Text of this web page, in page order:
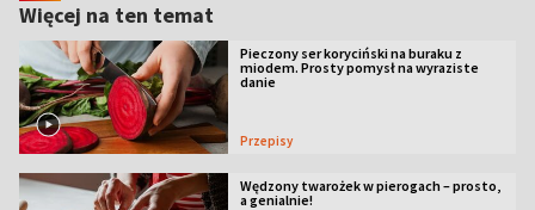
Więcej na ten temat
Pieczony ser koryciński na buraku z
miodem. Prosty pomysł na wyraziste
danie
Przepisy
Wędzony twarożek w pierogach – prosto,
a genialnie!